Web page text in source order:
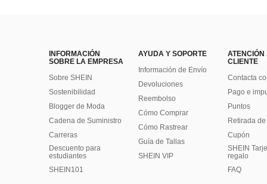
INFORMACIÓN
SOBRE LA EMPRESA
Sobre SHEIN
Sostenibilidad
Blogger de Moda
Cadena de Suministro
Carreras
Descuento para
estudiantes
SHEIN101
AYUDA Y SOPORTE
Información de Envío
Devoluciones
Reembolso
Cómo Comprar
Cómo Rastrear
Guía de Tallas
SHEIN VIP
ATENCIÓN
CLIENTE
Contacta
Pago e
Puntos
Retirada
Cupón
SHEIN
regalo
FAQ